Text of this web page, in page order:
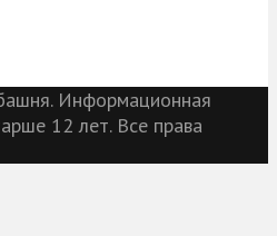
Информационная
12 лет. Все права